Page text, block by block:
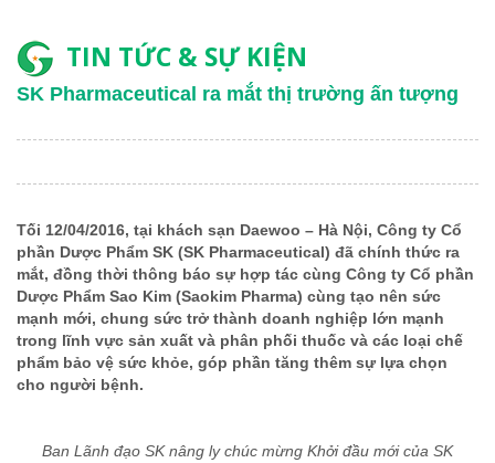
TIN TỨC & SỰ KIỆN
SK Pharmaceutical ra mắt thị trường ấn tượng
Tối 12/04/2016, tại khách sạn Daewoo – Hà Nội, Công ty Cổ
phần Dược Phẩm SK (SK Pharmaceutical) đã chính thức ra
mắt, đồng thời thông báo sự hợp tác cùng Công ty Cổ phần
Dược Phẩm Sao Kim (Saokim Pharma) cùng tạo nên sức
mạnh mới, chung sức trở thành doanh nghiệp lớn mạnh
trong lĩnh vực sản xuất và phân phối thuốc và các loại chế
phẩm bảo vệ sức khỏe, góp phần tăng thêm sự lựa chọn
cho người bệnh.
Ban Lãnh đạo SK nâng ly chúc mừng Khởi đầu mới của SK